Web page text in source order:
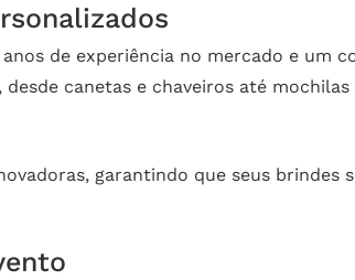
de experiência no mercado e um
canetas e chaveiros até mochilas
garantindo que seus brindes